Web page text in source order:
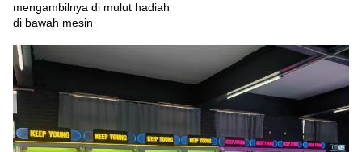
mengambilnya di mulut hadiah
di bawah mesin